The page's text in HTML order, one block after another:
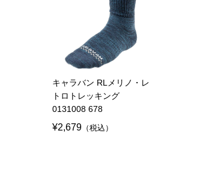
キャラバン RLメリノ・レ
トロトレッキング
0131008 678
¥2,679 （税込）